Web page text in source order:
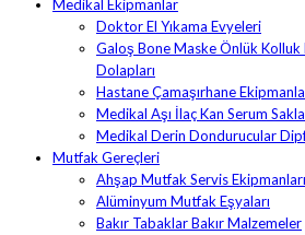
Medikal Ekipmanlar
Doktor El Yıkama Evyeleri
Galoş Bone Maske Önlük
Dolapları
Hastane Çamaşırhane
Medikal Aşı İlaç Kan Serum
Medikal Derin Dondurucular
Mutfak Gereçleri
Ahşap Mutfak Servis Ekipmanları
Alüminyum Mutfak Eşyaları
Bakır Tabaklar Bakır Malzemeler